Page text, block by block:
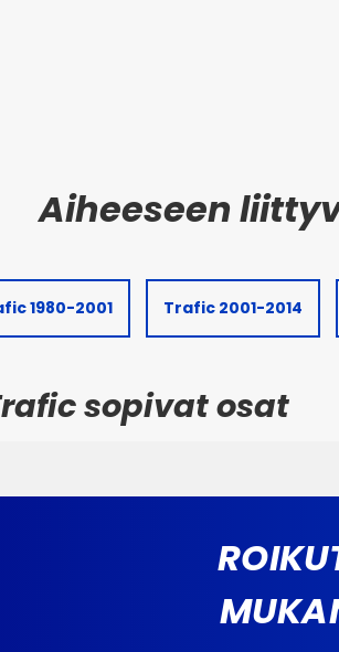
1980-2001 Trafic 2001-2014
sopivat osat